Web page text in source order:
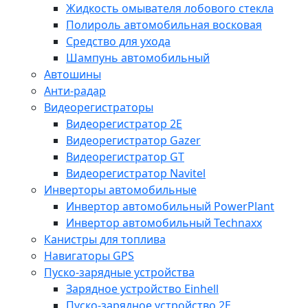
Жидкость омывателя лобового стекла
Полироль автомобильная восковая
Средство для ухода
Шампунь автомобильный
Автошины
Анти-радар
Видеорегистраторы
Видеорегистратор 2E
Видеорегистратор Gazer
Видеорегистратор GT
Видеорегистратор Navitel
Инверторы автомобильные
Инвертор автомобильный PowerPlant
Инвертор автомобильный Technaxx
Канистры для топлива
Навигаторы GPS
Пуско-зарядные устройства
Зарядное устройство Einhell